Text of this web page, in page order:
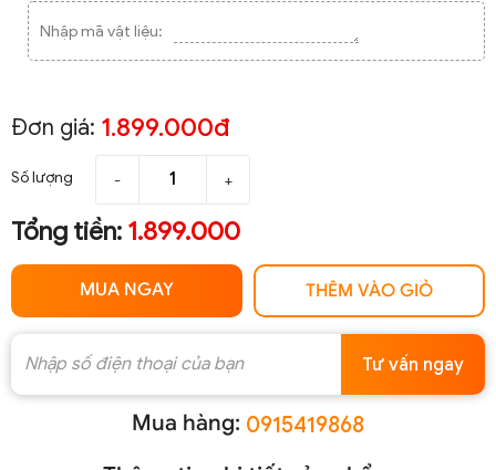
Nhập mã vật liệu:
Đơn giá: 1.899.000đ
Số lượng - +
Tổng tiền: 1.899.000
MUA NGAY THÊM VÀO GIỎ
Tư vấn ngay
Mua hàng: 0915419868